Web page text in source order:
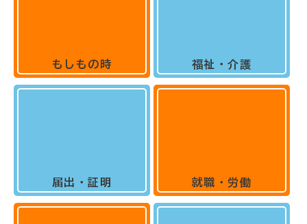
もしもの時
届出・証明
福祉・介護
就職・労働